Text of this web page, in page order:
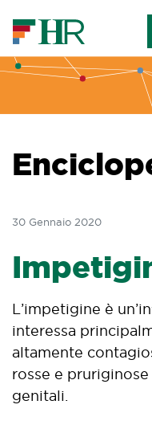
30 Gennaio 2020
L’impetigine è
interessa
altamente
rosse e
genitali.